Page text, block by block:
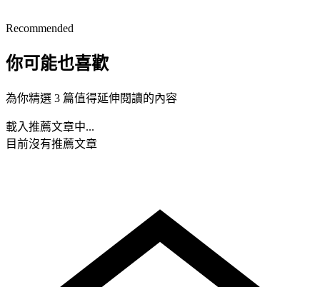
Recommended
你可能也喜歡
為你精選 3 篇值得延伸閱讀的內容
載入推薦文章中...
目前沒有推薦文章